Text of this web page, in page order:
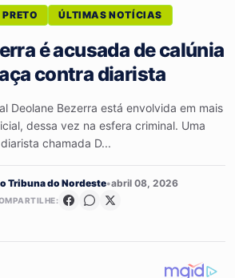
ÚLTIMAS NOTÍCIAS
é acusada de calúnia
contra diarista
Deolane Bezerra está envolvida em mais
dessa vez na esfera criminal. Uma
diarista chamada D...
Tribuna do Nordeste•abril 08, 2026